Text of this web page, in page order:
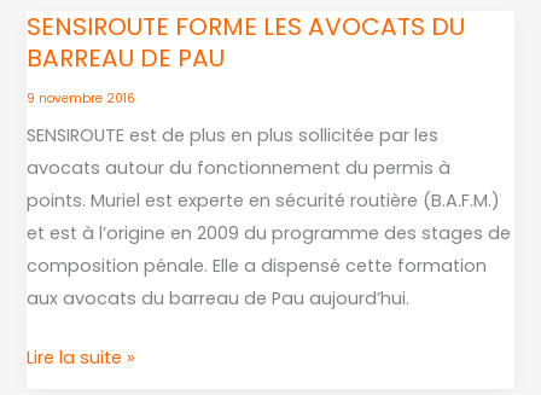
la
Sécurité
la
prévention
des
risques
routiers
SENSIROUTE FORME LES AVOCATS DU
BARREAU DE PAU
9 novembre 2016
SENSIROUTE est de plus en plus sollicitée par les
avocats autour du fonctionnement du permis à
points. Muriel est experte en sécurité routière (B.A.F.M.)
et est à l’origine en 2009 du programme des stages de
composition pénale. Elle a dispensé cette formation
aux avocats du barreau de Pau aujourd’hui.
SENSIROUTE
FORME
LES
AVOCATS
BARREAU
DE
Lire la suite »